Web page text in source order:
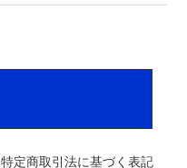
特定商取引法に基づく表記